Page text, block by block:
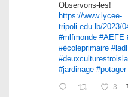
Observons-les!
https://www.lycee-
tripoli.edu.lb/2023/
#mlfmonde #AEFE
#écoleprimaire #ladl
#jardinage #potager
3